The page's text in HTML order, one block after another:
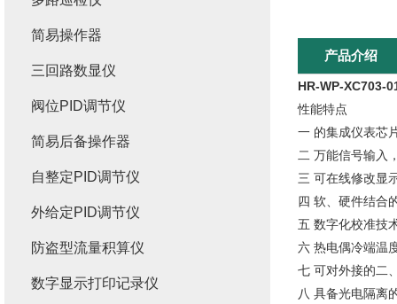
产品介绍
HR-WP-XC703-
性能特点
一 的集成仪表芯
二 万能信号输入
三 可在线修改显
四 软、硬件结合
五 数字化校准技
六 热电偶冷端温
七 可对外接的二
八 具备光电隔离
简易操作器
三回路数显仪
阀位PID调节仪
简易后备操作器
自整定PID调节仪
外给定PID调节仪
防盗型流量积算仪
数字显示打印记录仪